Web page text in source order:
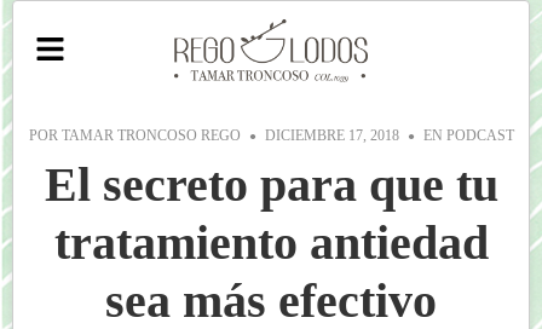
POR TAMAR TRONCOSO REGO DICIEMBRE 17, 2018 EN PODCAST
El secreto para que tu
tratamiento antiedad
sea más efectivo